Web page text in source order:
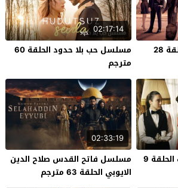
مسلسل قلب اسود الحلقة 28
02:17:14
مسلسل حب بلا حدود الحلقة 60
مترجم
مسلسل اذا خسر الملك الحلقة 9
02:33:19
مسلسل فاتح القدس صلاح الدين
الايوبي الحلقة 63 مترجم